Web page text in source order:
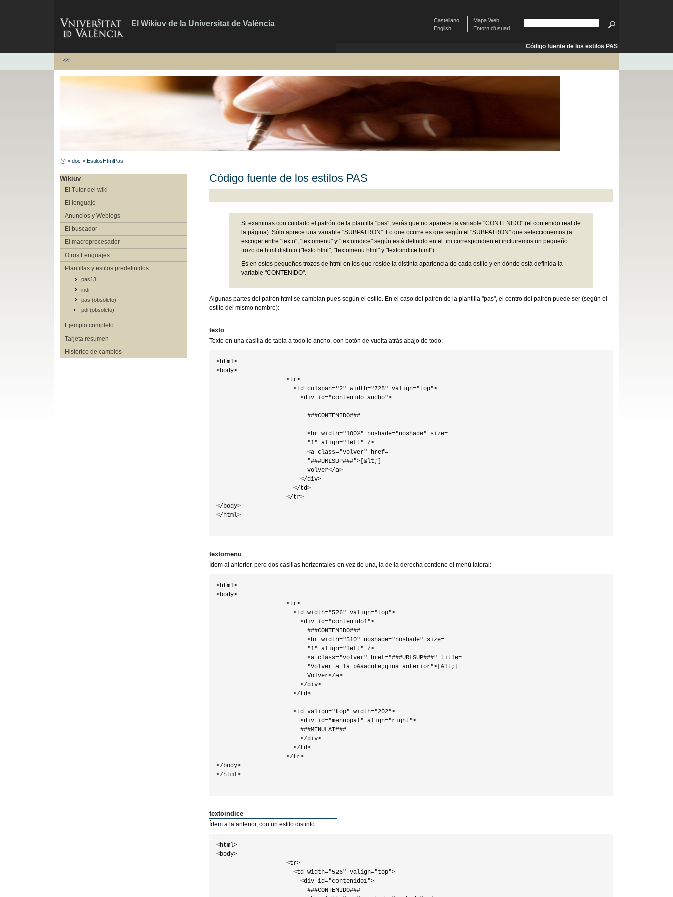
El Wikiuv de la Universitat de València
Mapa Web
Entorn d'usuari
Castellano
English
Código fuente de los estilos PAS
@ >doc >EstilosHtmlPas
Wikiuv
El Tutor del wiki
El lenguaje
Anuncios y Weblogs
El buscador
El macroprocesador
Otros Lenguajes
Plantillas y estilos predefinidos
pas13
indi
pas (obsoleto)
pdi (obsoleto)
Ejemplo completo
Tarjeta resumen
Histórico de cambios
Código fuente de los estilos PAS
Si examinas con cuidado el patrón de la plantilla "pas", verás que no aparece la variable "CONTENIDO" (el contenido real de
la página). Sólo aprece una variable "SUBPATRON". Lo que ocurre es que según el "SUBPATRON" que seleccionemos (a
escoger entre "texto", "textomenu" y "textoindice" según está definido en el .ini correspondiente) incluiremos un pequeño
trozo de html distinto ("texto.html", "textomenu.html" y "textoindice.html").
Es en estos pequeños trozos de html en los que reside la distinta apariencia de cada estilo y en dónde está definida la
variable "CONTENIDO".
Algunas partes del patrón html se cambian pues según el estilo. En el caso del patrón de la plantilla "pas", el centro del patrón puede ser (según el
estilo del mismo nombre):
texto
Texto en una casilla de tabla a todo lo ancho, con botón de vuelta atrás abajo de todo:
<html>
<body>
                    <tr>
                      <td colspan="2" width="728" valign="top">
                        <div id="contenido_ancho">
                          ###CONTENIDO###
                          <hr width="100%" noshade="noshade" size=
                          "1" align="left" />
                          <a class="volver" href=
                          "###URLSUP###">[&lt;]
                          Volver</a>
                        </div>
                      </td>
                    </tr>
</body>
</html>
textomenu
Ídem al anterior, pero dos casillas horizontales en vez de una, la de la derecha contiene el menú lateral:
<html>
<body>
                    <tr>
                      <td width="526" valign="top">
                        <div id="contenido1">
                          ###CONTENIDO###
                          <hr width="510" noshade="noshade" size=
                          "1" align="left" />
                          <a class="volver" href="###URLSUP###" title=
                          "Volver a la p&aacute;gina anterior">[&lt;]
                          Volver</a>
                        </div>
                      </td>
                      <td valign="top" width="202">
                        <div id="menuppal" align="right">
                        ###MENULAT###
                        </div>
                      </td>
                    </tr>
</body>
</html>
textoindice
Ídem a la anterior, con un estilo distinto:
<html>
<body>
                    <tr>
                      <td width="526" valign="top">
                        <div id="contenido1">
                          ###CONTENIDO###